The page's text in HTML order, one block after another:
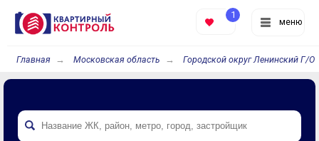
меню
1
Главная Московская область Городской округ Ленинский Г/О